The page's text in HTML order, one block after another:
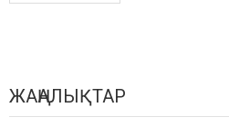
ЖАҢАЛЫҚТАР